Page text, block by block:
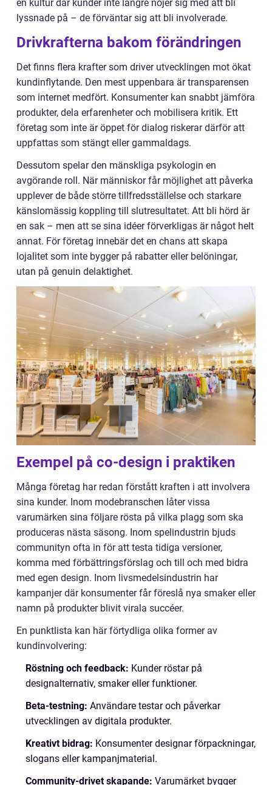
en kultur där kunder inte längre nöjer sig med att bli
lyssnade på – de förväntar sig att bli involverade.
Drivkrafterna bakom förändringen
Det finns flera krafter som driver utvecklingen mot ökat
kundinflytande. Den mest uppenbara är transparensen
som internet medfört. Konsumenter kan snabbt jämföra
produkter, dela erfarenheter och mobilisera kritik. Ett
företag som inte är öppet för dialog riskerar därför att
uppfattas som stängt eller gammaldags.
Dessutom spelar den mänskliga psykologin en
avgörande roll. När människor får möjlighet att påverka
upplever de både större tillfredsställelse och starkare
känslomässig koppling till slutresultatet. Att bli hörd är
en sak – men att se sina idéer förverkligas är något helt
annat. För företag innebär det en chans att skapa
lojalitet som inte bygger på rabatter eller belöningar,
utan på genuin delaktighet.
Exempel på co-design i praktiken
Många företag har redan förstått kraften i att involvera
sina kunder. Inom modebranschen låter vissa
varumärken sina följare rösta på vilka plagg som ska
produceras nästa säsong. Inom spelindustrin bjuds
communityn ofta in för att testa tidiga versioner,
komma med förbättringsförslag och till och med bidra
med egen design. Inom livsmedelsindustrin har
kampanjer där konsumenter får föreslå nya smaker eller
namn på produkter blivit virala succéer.
En punktlista kan här förtydliga olika former av
kundinvolvering:
Röstning och feedback: Kunder röstar på
designalternativ, smaker eller funktioner.
Beta-testning: Användare testar och påverkar
utvecklingen av digitala produkter.
Kreativt bidrag: Konsumenter designar förpackningar,
slogans eller kampanjmaterial.
Community-drivet skapande: Varumärket bygger